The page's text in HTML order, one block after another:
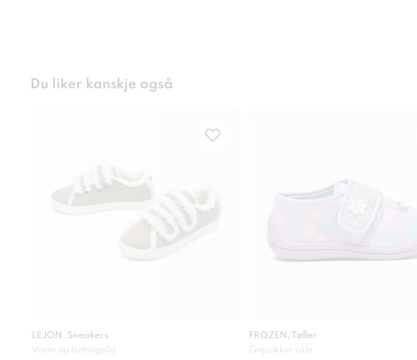
Du liker kanskje også
LEJON, Sneakers
Varm og behagelig
FROZEN, Tøfler
Gripsikker såle